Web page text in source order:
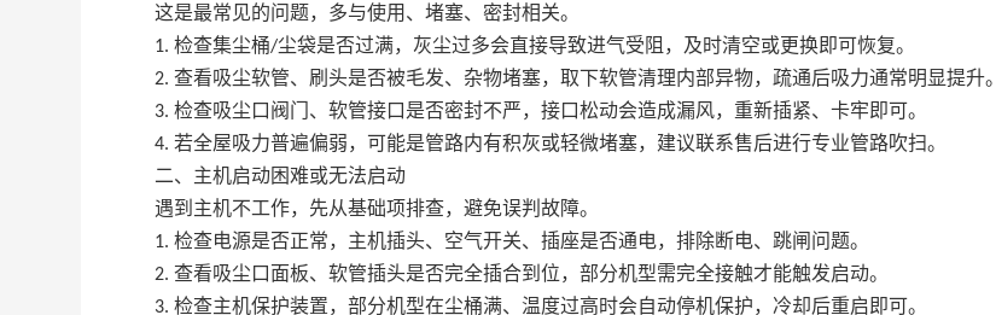
这是最常见的问题，多与使用、堵塞、密封相关。
1. 检查集尘桶/尘袋是否过满，灰尘过多会直接导致进气受阻，及时清空或更换即可恢复。
2. 查看吸尘软管、刷头是否被毛发、杂物堵塞，取下软管清理内部异物，疏通后吸力通常明显提升。
3. 检查吸尘口阀门、软管接口是否密封不严，接口松动会造成漏风，重新插紧、卡牢即可。
4. 若全屋吸力普遍偏弱，可能是管路内有积灰或轻微堵塞，建议联系售后进行专业管路吹扫。
二、主机启动困难或无法启动
遇到主机不工作，先从基础项排查，避免误判故障。
1. 检查电源是否正常，主机插头、空气开关、插座是否通电，排除断电、跳闸问题。
2. 查看吸尘口面板、软管插头是否完全插合到位，部分机型需完全接触才能触发启动。
3. 检查主机保护装置，部分机型在尘桶满、温度过高时会自动停机保护，冷却后重启即可。